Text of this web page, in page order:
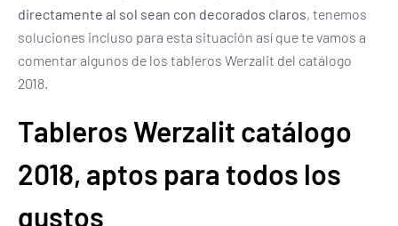
directamente al sol sean con decorados claros, tenemos
soluciones incluso para esta situación así que te vamos a
comentar algunos de los tableros Werzalit del catálogo
2018.
Tableros Werzalit catálogo
2018, aptos para todos los
gustos